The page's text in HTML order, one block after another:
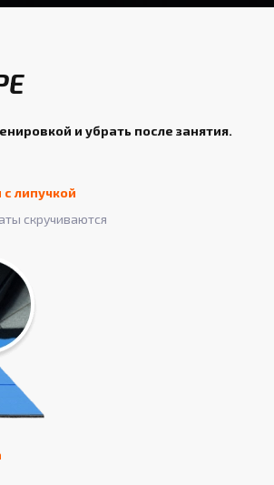
и убрать после занятия.
липучкой
скручиваются